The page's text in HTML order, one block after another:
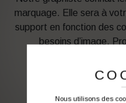
marquage. Elle sera à
support en fonction des
besoins d’image.
Vous souhaitez
Nous utilisons des